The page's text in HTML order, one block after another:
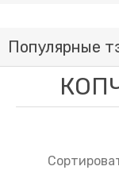
Популярные